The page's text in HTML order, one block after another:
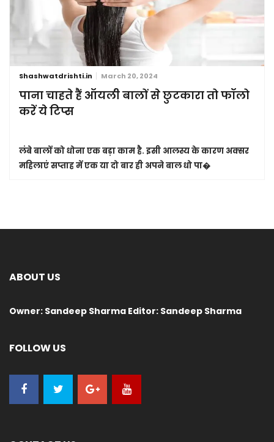
Shashwatdrishti.in March 20, 2024
पाना चाहते हैं ऑयली बालों से छुटकारा तो फॉलो
करें ये टिप्स
लंबे बालों को धोना एक बड़ा काम है. इसी आलस्य के कारण अक्सर
महिलाएं सप्ताह में एक या दो बार ही अपने बाल धो पा�
ABOUT US
Owner: Sandeep Sharma Editor: Sandeep Sharma
FOLLOW US